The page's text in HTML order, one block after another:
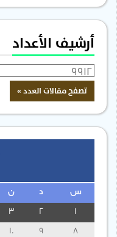
أرشيف الأعداد
س ن
3